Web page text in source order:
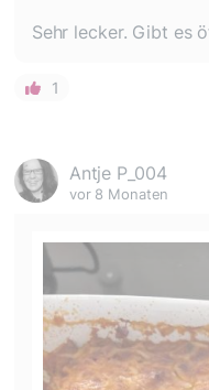
Sehr lecker. Gibt es
1
Antje P_004
vor 8 Monaten